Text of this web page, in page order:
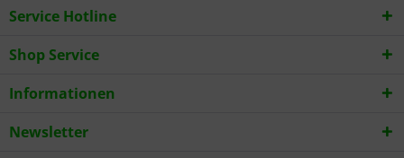
Service Hotline
Shop Service
Informationen
Newsletter